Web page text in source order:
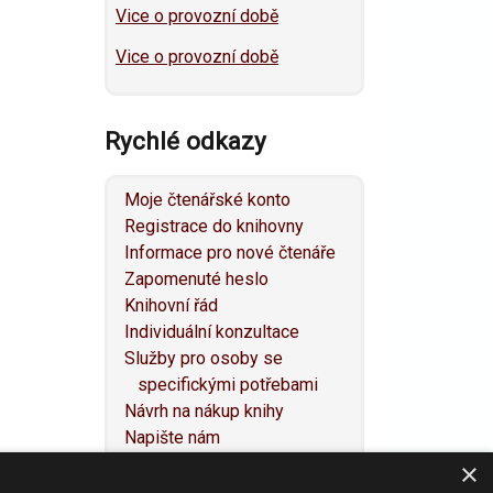
Vice o provozní době
Vice o provozní době
Rychlé odkazy
Moje čtenářské konto
Registrace do knihovny
Informace pro nové čtenáře
Zapomenuté heslo
Knihovní řád
Individuální konzultace
Služby pro osoby se
specifickými potřebami
Návrh na nákup knihy
Napište nám
×